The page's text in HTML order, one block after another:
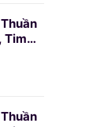
VND.
Tim